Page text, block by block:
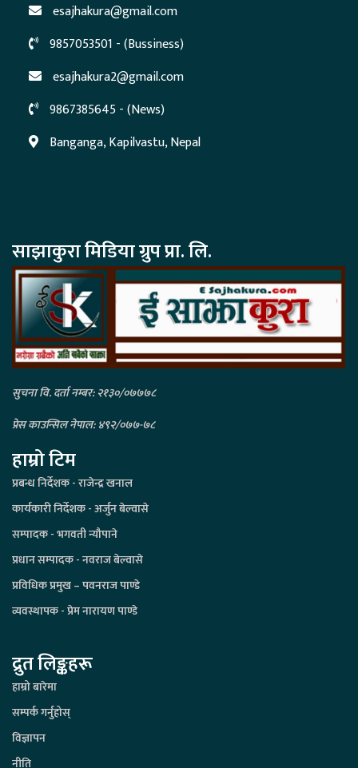
esajhakura@gmail.com
9857053501 - (Bussiness)
esajhakura2@gmail.com
9867385645 - (News)
Banganga, Kapilvastu, Nepal
साझाकुरा मिडिया ग्रुप प्रा. लि.
सुचना वि. दर्ता नम्बर: २१३०/०७७७८
प्रेस काउन्सिल नेपाल: ४९२/०७७-७८
हाम्रो टिम
प्रबन्ध निर्देशक - राजेन्द्र खनाल
कार्यकारी निर्देशक - अर्जुन बेल्वासे
सम्पादक - भगवती न्यौपाने
प्रधान सम्पादक - नवराज बेल्वासे
प्रविधिक प्रमुख – पवनराज पाण्डे
व्यवस्थापक - प्रेम नारायण पाण्डे
द्रुत लिङ्कहरू
हाम्रो बारेमा
सम्पर्क गर्नुहोस्
विज्ञापन
नीति